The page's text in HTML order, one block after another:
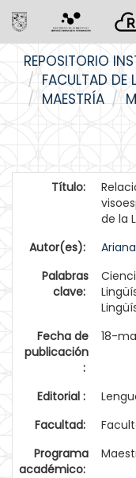
navigation
REPOSITORIO
FACULTAD DE
MAESTRÍA
Título:
de la
Autor(es):
Palabras
clave:
Fecha de
publicación
:
18-
Editorial :
Facultad:
Programa
académico: